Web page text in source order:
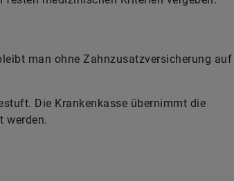
man ohne Zahnzusatzversicherung auf
Die Krankenkasse übernimmt die
werden.